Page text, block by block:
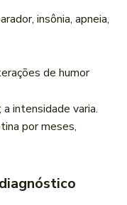
insônia, apneia,
de humor
intensidade varia.
por meses,